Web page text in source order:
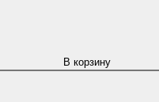
В корзину